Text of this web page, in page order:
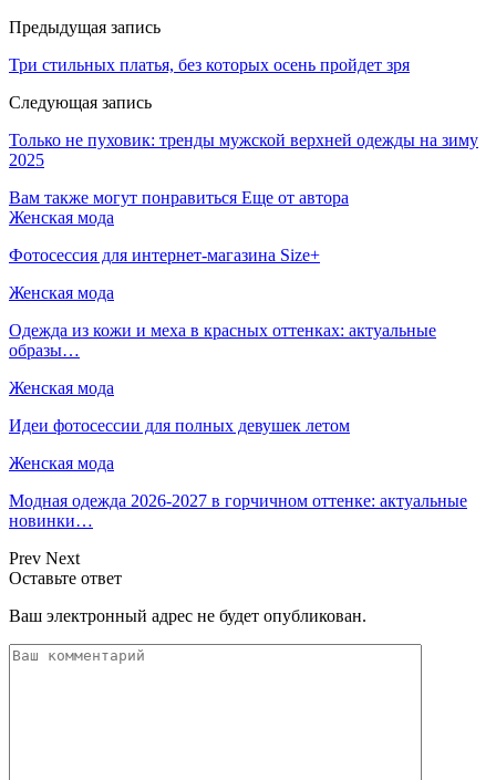
Предыдущая запись
Три стильных платья, без которых осень пройдет зря
Следующая запись
Только не пуховик: тренды мужской верхней одежды на зиму
2025
Вам также могут понравиться Еще от автора
Женская мода
Фотосессия для интернет-магазина Size+
Женская мода
Одежда из кожи и меха в красных оттенках: актуальные
образы…
Женская мода
Идеи фотосессии для полных девушек летом
Женская мода
Модная одежда 2026-2027 в горчичном оттенке: актуальные
новинки…
Prev Next
Оставьте ответ
Ваш электронный адрес не будет опубликован.